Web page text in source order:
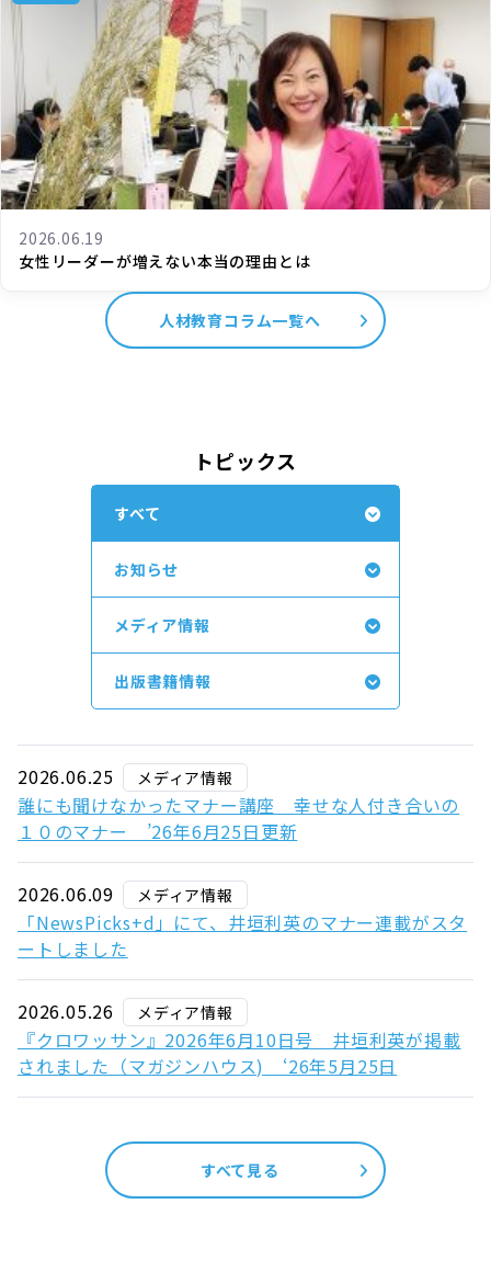
2026.06.19
女性リーダーが増えない本当の理由とは
人材教育コラム一覧へ
トピックス
すべて
お知らせ
メディア情報
出版書籍情報
2026.06.25 メディア情報
誰にも聞けなかったマナー講座 幸せな人付き合いの
１０のマナー ’26年6月25日更新
2026.06.09 メディア情報
「NewsPicks+d」にて、井垣利英のマナー連載がスタ
ートしました
2026.05.26 メディア情報
『クロワッサン』2026年6月10日号 井垣利英が掲載
されました（マガジンハウス) ‘26年5月25日
すべて見る